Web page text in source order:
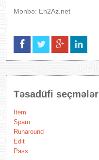
Mənbə: En2Az.net
Təsadüfi seçmələr
Item
Spam
Runaround
Edit
Pass